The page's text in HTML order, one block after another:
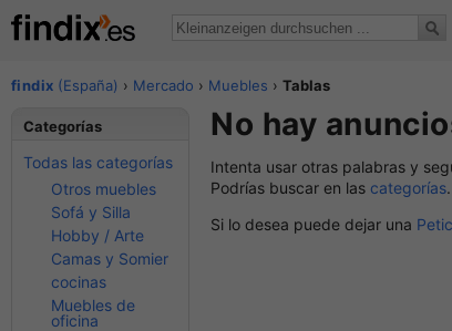
findix (España) › Mercado › Muebles ›Tablas
No hay
Intenta usar otras palabras y
Podrías buscar en las categorías.
Si lo desea puede dejar una
Categorías
Todas las categorías
Otros muebles
Sofá y Silla
Hobby / Arte
Camas y Somier
cocinas
Muebles de
oficina